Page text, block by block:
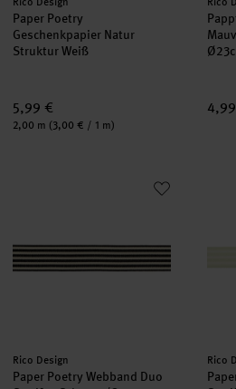
Paper Poetry
Geschenkpapier Natur
Struktur Weiß
5,99 €
Inhalt:
2,00 m (3,00 € / 1 m)
Paper Poetry Webband Duo
Hersteller:
Rico Design
Paper Poetry Webband Duo
Rico